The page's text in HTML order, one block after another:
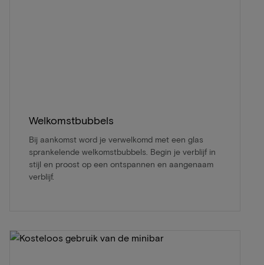
Welkomstbubbels
Bij aankomst word je verwelkomd met een glas
sprankelende welkomstbubbels. Begin je verblijf in
stijl en proost op een ontspannen en aangenaam
verblijf.